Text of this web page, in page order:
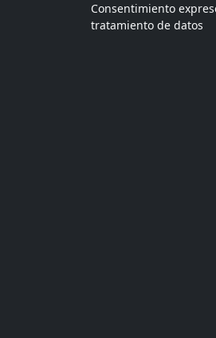
Consentimiento
tratamiento de datos